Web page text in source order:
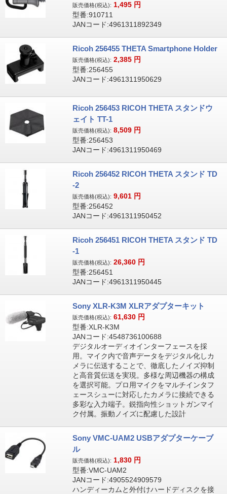
販売価格(税込): 1,495 円
型番:910711
JANコード:4961311892349
Ricoh 256455 THETA Smartphone Holder
販売価格(税込): 2,385 円
型番:256455
JANコード:4961311950629
Ricoh 256453 RICOH THETA スタンドウ
ェイト TT-1
販売価格(税込): 8,509 円
型番:256453
JANコード:4961311950469
Ricoh 256452 RICOH THETA スタンド TD
-2
販売価格(税込): 9,601 円
型番:256452
JANコード:4961311950452
Ricoh 256451 RICOH THETA スタンド TD
-1
販売価格(税込): 26,360 円
型番:256451
JANコード:4961311950445
Sony XLR-K3M XLRアダプターキット
販売価格(税込): 61,630 円
型番:XLR-K3M
JANコード:4548736100688
デジタルオーディオインターフェースを採
用。マイク内で音声データをデジタル化しカ
メラに伝送することで、徹底したノイズ抑制
と高音質伝送を実現。多様な周辺機器の構成
を選択可能。プロ用マイクをマルチインタフ
ェースシューに対応したカメラに接続できる
多彩な入力端子。鋭指向性ショットガンマイ
ク付属。振動ノイズに配慮した設計
Sony VMC-UAM2 USBアダプターケーブ
ル
販売価格(税込): 1,830 円
型番:VMC-UAM2
JANコード:4905524909579
ハンディーカムと外付けハードディスクを接